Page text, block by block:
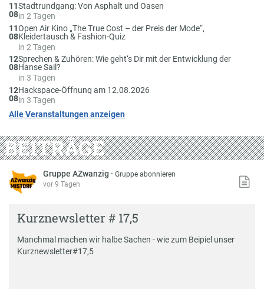
Am
11
08
Stadtrundgang: Von Asphalt und Oasen
in 2 Tagen
Am
11
08
Open Air Kino „The True Cost – der Preis der Mode“,
Kleidertausch & Fashion-Quiz
in 2 Tagen
Am
12
08
Sprechen & Zuhören: Wie geht‘s Dir mit der Entwicklung der
Hanse Sail?
in 3 Tagen
Am
12
08
Hackspace-Öffnung am 12.08.2026
in 3 Tagen
Alle Veranstaltungen anzeigen
BEITRÄGE
Gruppe AZwanzig ·Gruppe abonnieren
vor 9 Tagen
Kurznewsletter # 17,5
Manchmal machen wir halbe Sachen - wie zum Beipiel unser
Kurznewsletter#17,5